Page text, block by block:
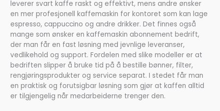
leverer svart kaffe raskt og effektivt, mens andre ønsker
en mer profesjonell kaffemaskin for kontoret som kan lage
espresso, cappuccino og andre drikker. Det finnes også
mange som ønsker en kaffemaskin abonnement bedrift,
der man får en fast løsning med jevnlige leveranser,
vedlikehold og support. Fordelen med slike modeller er at
bedriften slipper å bruke tid på å bestille bønner, filter,
rengjøringsprodukter og service separat. I stedet får man
en praktisk og forutsigbar løsning som gjør at kaffen alltid
er tilgjengelig når medarbeiderne trenger den.